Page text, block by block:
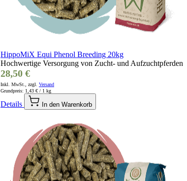
HippoMiX Equi Phenol Breeding 20kg
Hochwertige Versorgung von Zucht- und Aufzuchtpferden
28,50 €
Inkl. MwSt., zzgl. Versand
Grundpreis: 1,43 € / 1 kg
Details In den Warenkorb